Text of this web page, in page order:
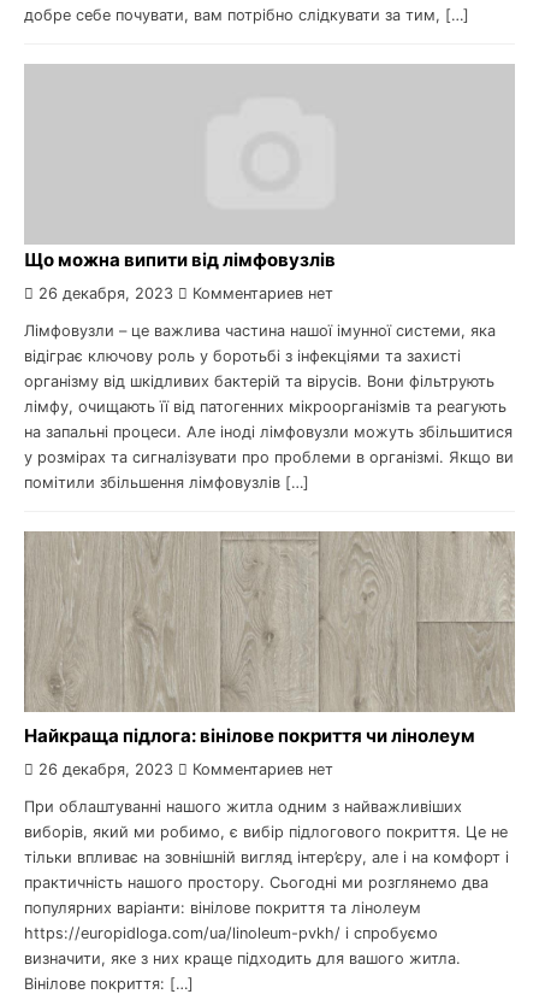
добре себе почувати, вам потрібно слідкувати за тим, […]
Що можна випити від лімфовузлів
26 декабря, 2023 Комментариев нет
Лімфовузли – це важлива частина нашої імунної системи, яка
відіграє ключову роль у боротьбі з інфекціями та захисті
організму від шкідливих бактерій та вірусів. Вони фільтрують
лімфу, очищають її від патогенних мікроорганізмів та реагують
на запальні процеси. Але іноді лімфовузли можуть збільшитися
у розмірах та сигналізувати про проблеми в організмі. Якщо ви
помітили збільшення лімфовузлів […]
Найкраща підлога: вінілове покриття чи лінолеум
26 декабря, 2023 Комментариев нет
При облаштуванні нашого житла одним з найважливіших
виборів, який ми робимо, є вибір підлогового покриття. Це не
тільки впливає на зовнішній вигляд інтер’єру, але і на комфорт і
практичність нашого простору. Сьогодні ми розглянемо два
популярних варіанти: вінілове покриття та лінолеум
https://europidloga.com/ua/linoleum-pvkh/ і спробуємо
визначити, яке з них краще підходить для вашого житла.
Вінілове покриття: […]